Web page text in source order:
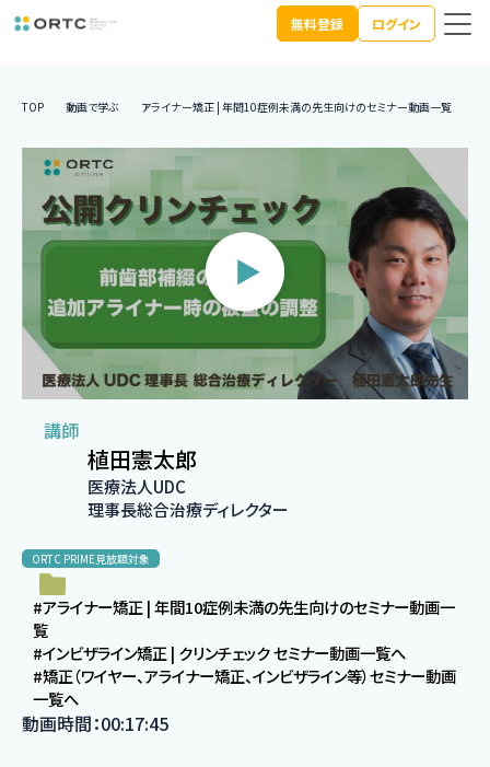
無料登録 ログイン
TOP 動画で学ぶ アライナー矯正 | 年間10症例未満の先生向けのセミナー動画一覧
講師
植田憲太郎
医療法人UDC
理事長総合治療ディレクター
ORTC PRIME見放題対象
#アライナー矯正 | 年間10症例未満の先生向けのセミナー動画一
覧
#インビザライン矯正 | クリンチェック セミナー動画一覧へ
#矯正（ワイヤー、アライナー矯正、インビザライン等）セミナー動画
一覧へ
動画時間：00:17:45